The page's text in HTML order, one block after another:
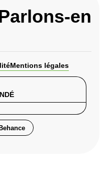
en
Mentions légales
Behance